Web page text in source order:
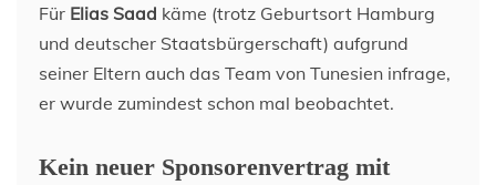
Für Elias Saad käme (trotz Geburtsort Hamburg
und deutscher Staatsbürgerschaft) aufgrund
seiner Eltern auch das Team von Tunesien infrage,
er wurde zumindest schon mal beobachtet.
Kein neuer Sponsorenvertrag mit